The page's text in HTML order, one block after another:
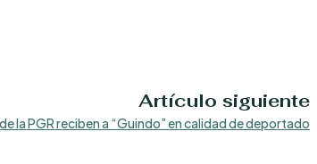
Artículo siguiente
la PGR reciben a “Guindo” en calidad de deportado